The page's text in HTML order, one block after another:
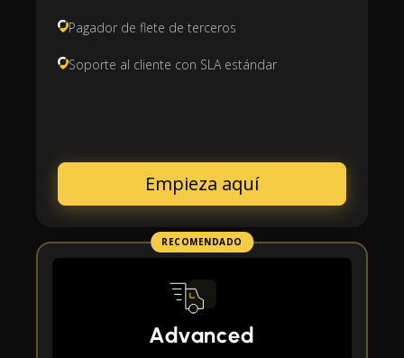
Pagador de flete de terceros
Soporte al cliente con SLA estándar
Empieza aquí
RECOMENDADO
Advanced